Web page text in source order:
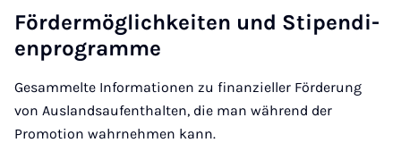
För­der­mög­lich­keiten und Sti­pen­di­
en­pro­gramme
Gesammelte Informationen zu finanzieller Förderung
von Auslandsaufenthalten, die man während der
Promotion wahrnehmen kann.